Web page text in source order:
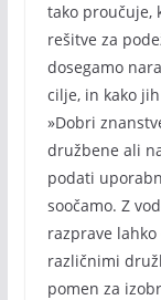
tako proučuje,
rešitve za
dosegamo
cilje, in kako
»Dobri
družbene ali
podati
soočamo. Z
razprave
različnimi
pomen za